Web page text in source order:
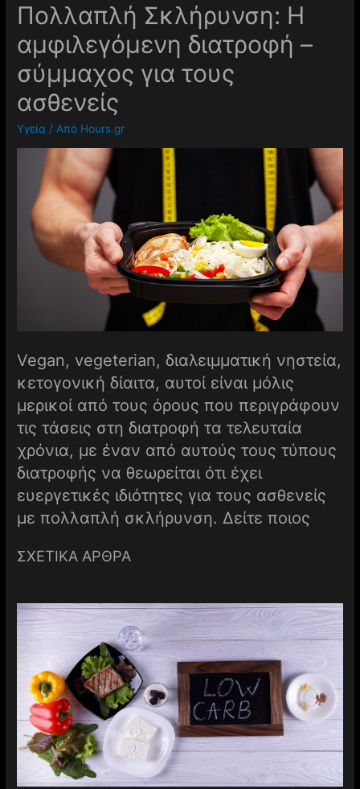
Πολλαπλή Σκλήρυνση: Η
αμφιλεγόμενη διατροφή –
σύμμαχος για τους
ασθενείς
Υγεία / Από Hours.gr
Vegan, vegeterian, διαλειμματική νηστεία,
κετογονική δίαιτα, αυτοί είναι μόλις
μερικοί από τους όρους που περιγράφουν
τις τάσεις στη διατροφή τα τελευταία
χρόνια, με έναν από αυτούς τους τύπους
διατροφής να θεωρείται ότι έχει
ευεργετικές ιδιότητες για τους ασθενείς
με πολλαπλή σκλήρυνση. Δείτε ποιος
ΣΧΕΤΙΚΑ ΑΡΘΡΑ